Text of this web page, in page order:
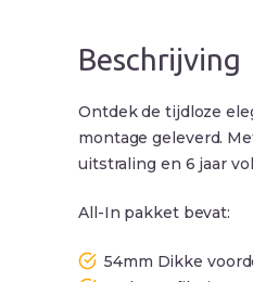
Beschrijving
Ontdek de tijdloze
montage geleverd.
uitstraling en 6 jaar
All-In pakket bevat:
54mm Dikke